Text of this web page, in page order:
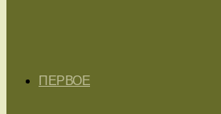
ПЕРВОЕ